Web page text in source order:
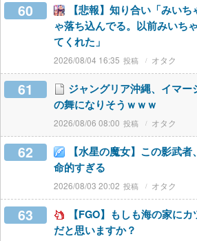
60
【悲報】知り合い「みい
ゃ落ち込んでる。以前みいち
てくれた」
2026/08/04 16:35 オタク
61
ジャングリア沖縄、イマ
の舞になりそうｗｗｗ
2026/08/06 08:00 オタク
62
【水星の魔女】この影武
命的すぎる
2026/08/03 20:02 オタク
63
【FGO】もしも海の家に
だと思いますか？